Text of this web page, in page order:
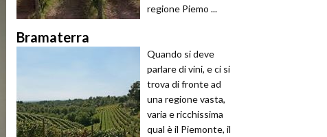
regione Piemo ...
Bramaterra
Quando si deve
parlare di vini, e ci si
trova di fronte ad
una regione vasta,
varia e ricchissima
qual è il Piemonte, il